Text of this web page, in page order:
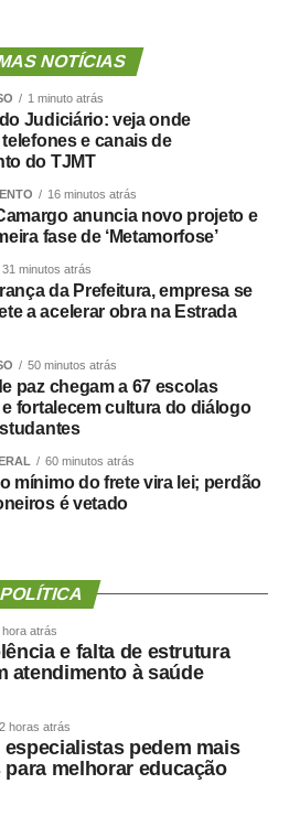
está o perdão a diversas
caminhoneiros, inclusive os
nas manifestações após as
foram rejeitadas a
de caminhões pesados e a
renovação de frotas. O
acatar ou rejeitar os vetos.
tanto para quem contratar
abaixo do piso, quanto para
(inclusive plataformas
de Transportes Terrestres
será responsável pela
Punição
de 2 vezes o valor do
Até a MP, a empresa
o dobro do valor que
de no máximo R$ 1 milhão.
NOTÍCIAS
1 minuto atrás
Judiciário: veja onde
e canais de
do TJMT
16 minutos atrás
anuncia novo projeto e
fase de ‘Metamorfose’
31 minutos atrás
da Prefeitura, empresa se
a acelerar obra na Estrada
50 minutos atrás
paz chegam a 67 escolas
fortalecem cultura do diálogo
60 minutos atrás
mínimo do frete vira lei; perdão
é vetado
POLÍTICA
hora atrás
e falta de estrutura
atendimento à saúde
horas atrás
especialistas pedem mais
para melhorar educação